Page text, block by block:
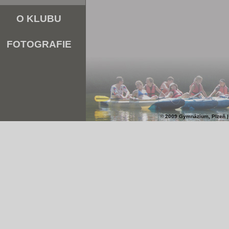
O KLUBU
FOTOGRAFIE
© 2009 Gymnázium, Plzeň